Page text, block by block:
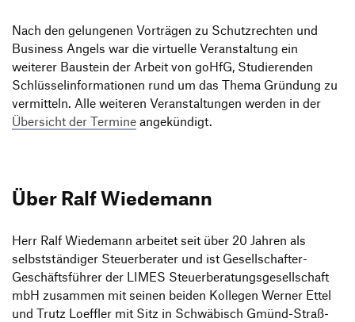
Nach den gelun­genen Vorträgen zu Schutz­rechten und
Busi­ness Angels war die virtu­elle Veran­stal­tung ein
weiterer Baustein der Arbeit von goHfG, Studie­renden
Schlüs­sel­in­for­ma­tionen rund um das Thema Grün­dung zu
vermit­teln. Alle weiteren Veran­stal­tungen werden in der
Über­sicht der Termine angekündigt.
Über Ralf Wiedemann
Herr Ralf Wiedemann arbeitet seit über 20 Jahren als
selbst­stän­diger Steu­er­be­rater und ist Gesell­schafter-
Geschäfts­führer der LIMES Steu­er­be­ra­tungs­ge­sell­schaft
mbH zusammen mit seinen beiden Kollegen Werner Ettel
und Trutz Loeffler mit Sitz in Schwä­bisch Gmünd-Straß­